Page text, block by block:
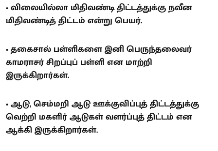
• விலையில்லா மிதிவண்டி திட்டத்துக்கு நவீன
மிதிவண்டித் திட்டம் என்று பெயர்.
• தகைசால் பள்ளிகளை இனி பெருந்தலைவர்
காமராசர் சிறப்புப் பள்ளி என மாற்றி
இருக்கிறார்கள்.
• ஆடு, செம்மறி ஆடு ஊக்குவிப்புத் திட்டத்துக்கு
வெற்றி மகளிர் ஆடுகள் வளர்ப்புத் திட்டம் என
ஆக்கி இருக்கிறார்கள்.